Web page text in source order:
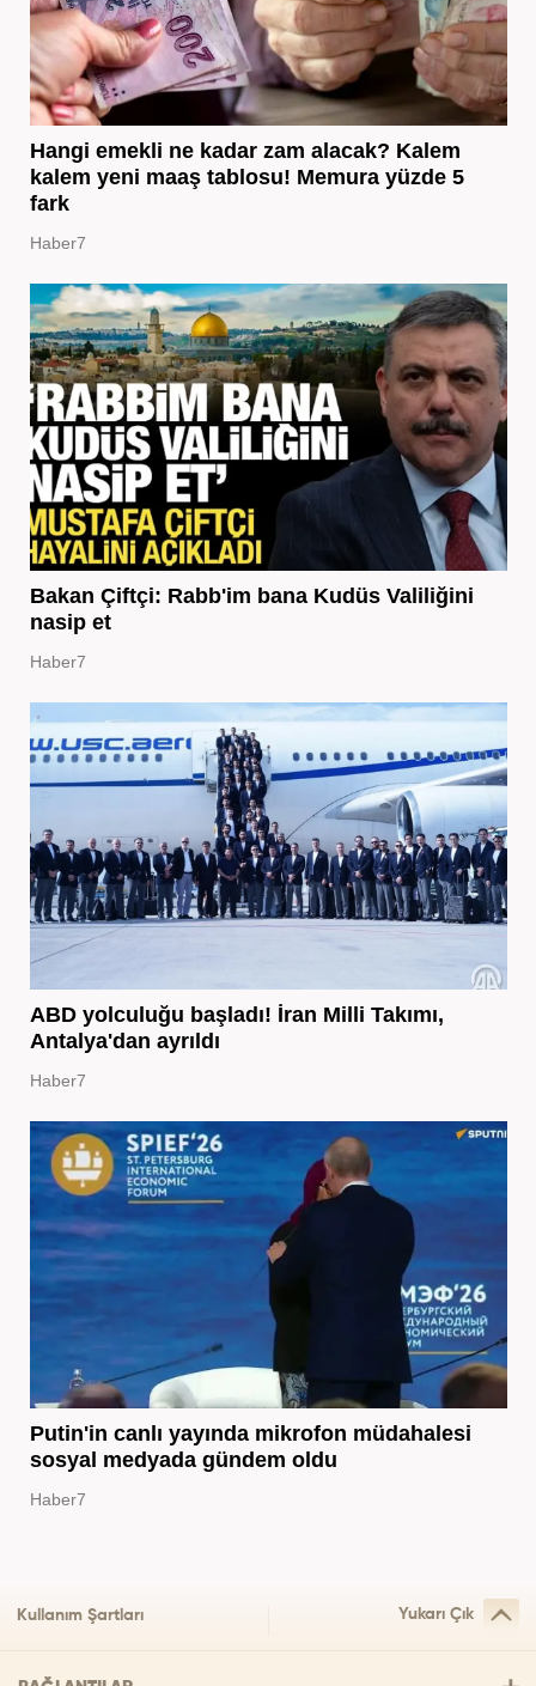
Hangi emekli ne kadar zam alacak? Kalem
kalem yeni maaş tablosu! Memura yüzde 5
fark
Haber7
Bakan Çiftçi: Rabb'im bana Kudüs Valiliğini
nasip et
Haber7
ABD yolculuğu başladı! İran Milli Takımı,
Antalya'dan ayrıldı
Haber7
Putin'in canlı yayında mikrofon müdahalesi
sosyal medyada gündem oldu
Haber7
Kullanım Şartları Yukarı Çık